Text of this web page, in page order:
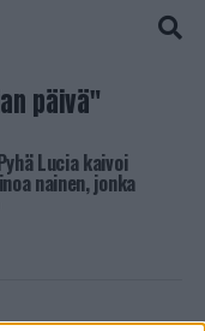
päivä"
Lucia kaivoi
nainen, jonka